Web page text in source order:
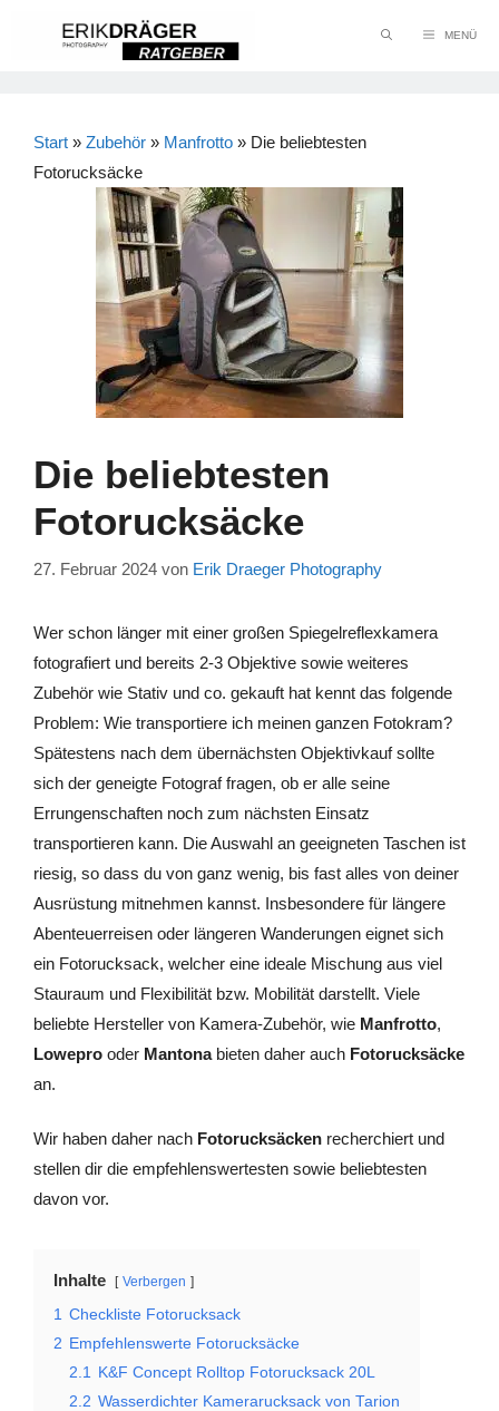
MENÜ
Start » Zubehör » Manfrotto » Die beliebtesten
Fotorucksäcke
Die beliebtesten
Fotorucksäcke
27. Februar 2024 von Erik Draeger Photography
Wer schon länger mit einer großen Spiegelreflexkamera
fotografiert und bereits 2-3 Objektive sowie weiteres
Zubehör wie Stativ und co. gekauft hat kennt das folgende
Problem: Wie transportiere ich meinen ganzen Fotokram?
Spätestens nach dem übernächsten Objektivkauf sollte
sich der geneigte Fotograf fragen, ob er alle seine
Errungenschaften noch zum nächsten Einsatz
transportieren kann. Die Auswahl an geeigneten Taschen ist
riesig, so dass du von ganz wenig, bis fast alles von deiner
Ausrüstung mitnehmen kannst. Insbesondere für längere
Abenteuerreisen oder längeren Wanderungen eignet sich
ein Fotorucksack, welcher eine ideale Mischung aus viel
Stauraum und Flexibilität bzw. Mobilität darstellt. Viele
beliebte Hersteller von Kamera-Zubehör, wie Manfrotto,
Lowepro oder Mantona bieten daher auch Fotorucksäcke
an.
Wir haben daher nach Fotorucksäcken recherchiert und
stellen dir die empfehlenswertesten sowie beliebtesten
davon vor.
Inhalte Verbergen
1 Checkliste Fotorucksack
2 Empfehlenswerte Fotorucksäcke
2.1 K&F Concept Rolltop Fotorucksack 20L
2.2 Wasserdichter Kamerarucksack von Tarion